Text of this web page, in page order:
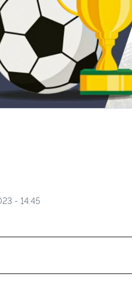
- 14:45